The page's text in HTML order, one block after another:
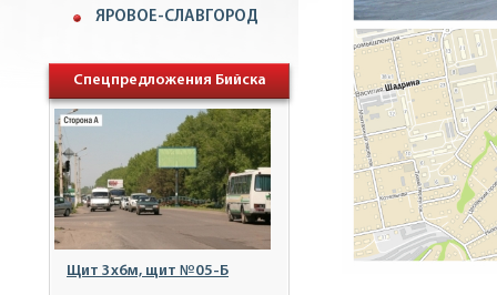
ЯРОВОЕ-СЛАВГОРОД
Спецпредложения Бийска
Щит 3x6м, щит №05-Б